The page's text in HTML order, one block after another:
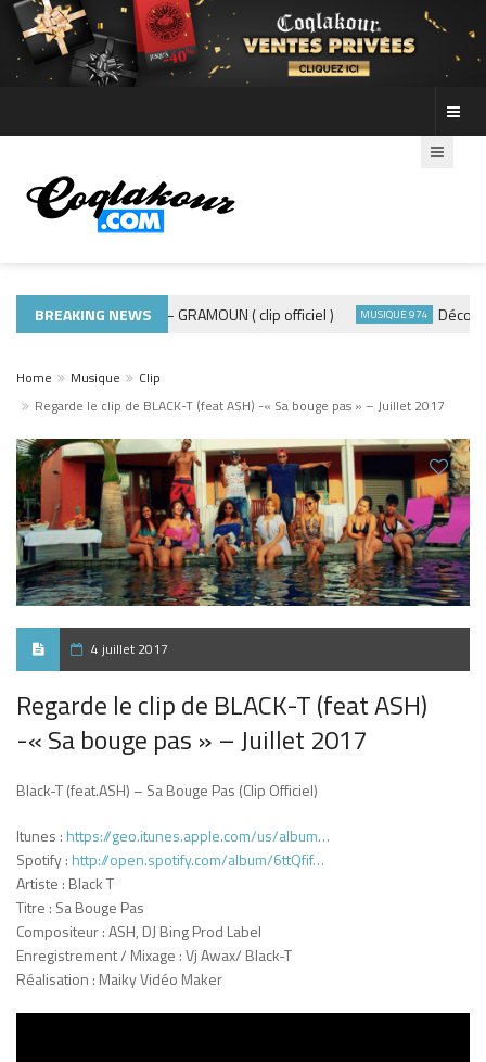
BREAKING NEWS
MUSIQUE 974 ADE440 – GRAMOUN ( clip officiel ) MUSIQUE 974 Découvre
Home Musique
Clip
Regarde le clip de BLACK-T (feat ASH) -« Sa bouge pas » – Juillet 2017
4 juillet 2017
Regarde le clip de BLACK-T (feat ASH)
-« Sa bouge pas » – Juillet 2017
Black-T (feat.ASH) – Sa Bouge Pas (Clip Officiel)
Itunes : https://geo.itunes.apple.com/us/album…
Spotify : http://open.spotify.com/album/6ttQfif…
Artiste : Black T
Titre : Sa Bouge Pas
Compositeur : ASH, DJ Bing Prod Label
Enregistrement / Mixage : Vj Awax/ Black-T
Réalisation : Maiky Vidéo Maker